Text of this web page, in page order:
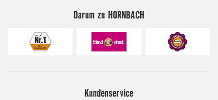
Darum zu HORNBACH
Kundenservice